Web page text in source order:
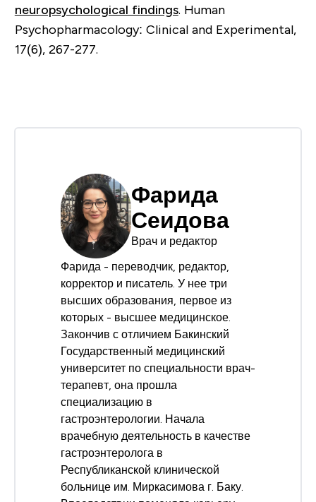
neuropsychological findings. Human
Psychopharmacology: Clinical and Experimental,
17(6), 267-277.
Фарида
Сеидова
Врач и редактор
Фарида - переводчик, редактор,
корректор и писатель. У нее три
высших образования, первое из
которых - высшее медицинское.
Закончив с отличием Бакинский
Государственный медицинский
университет по специальности врач-
терапевт, она прошла
специализацию в
гастроэнтерологии. Начала
врачебную деятельность в качестве
гастроэнтеролога в
Республиканской клинической
больнице им. Миркасимова г. Баку.